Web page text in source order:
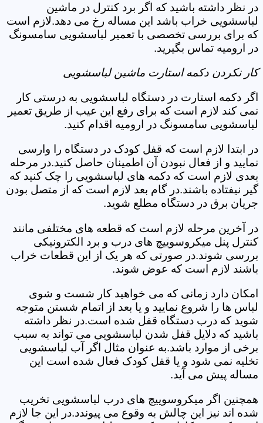
در نظر داشته باشید که اگر برد کنترل در ماشین
لباسشویی خراب باشد این مساله رخ می دهد.لازم است
که برای بررسی تخصصی با تعمیر لباسشویی سامسونگ
در ارومیه تماس بگیرید.
کار نکردن دکمه استارت ماشین لباسشویی
اگر دکمه استارت در دستگاه لباسشویی به درستی کار
نمی کند لازم است که برای رفع این عیب از طریق تعمیر
لباسشویی سامسونگ در ارومیه اقدام کنید.
در ابتدا لازم است که قفل کودک در دستگاه را وارسی
نمایید و از فعال نبودن آن اطمینان حاصل کنید.در مرحله
بعدی لازم است که دکمه های لباسشویی را چک کنید که
گیر نیفتاده باشند.در گام بعد لازم است که از متصل بودن
جریان برق در دستگاه مطلع شوید.
در آخرین مرحله لازم است که قطعه های مختلفی مانند
کنترل پنل میکروسوییچ های درب و برد الکترونیکی
بررسی شوند.در صورتی که هر یک از این قطعات خراب
باشند لازم است که عوض شوند.
امکان دارد زمانی که می خواهید کار شست و شوی
لباس ها را شروع نمایید و یا بعد از اتمام شستن متوجه
شوید که درب دستگاه قفل شده است.در نظر داشته
باشید که دلایل قفل شدن لباسشویی می تواند به سبب
برخی از موارد باشد.به عنوان مثال اگر آب لباسشویی
تخلیه نمی شود و یا قفل کودک فعال شده است این
مساله پیش می آید.
همچنین اگر میکروسوییچ های درب لباسشویی تخریب
شده اند نیز این چالش به وقوع می پیوندد.در این جا لازم